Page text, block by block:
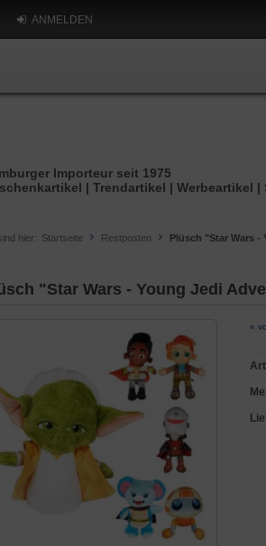
ANMELDEN
Importeur seit 1975
| Trendartikel | Werbeartikel |
hier: Startseite Restposten Plüsch "Star Wars -
"Star Wars - Young Jedi
«